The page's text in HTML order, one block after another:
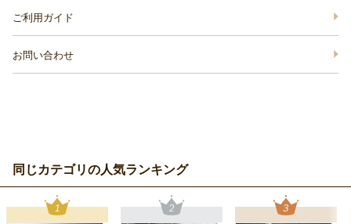
ご利用ガイド
お問い合わせ
同じカテゴリの人気ランキング